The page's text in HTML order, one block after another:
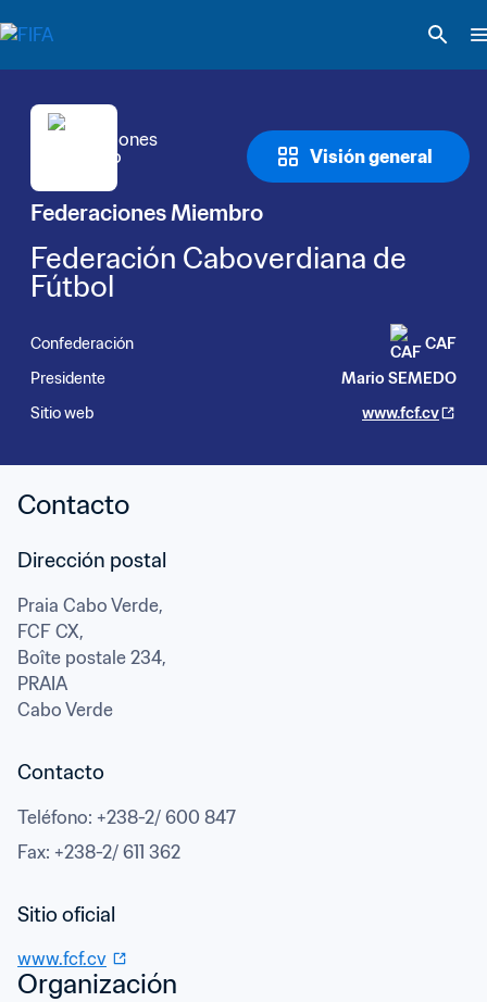
Visión general
Federaciones Miembro
Federación Caboverdiana de
Fútbol
Confederación
CAF
Presidente
Mario SEMEDO
Sitio web
www.fcf.cv
Contacto
Praia Cabo Verde,
FCF CX,
Boîte postale 234,
PRAIA
Cabo Verde
Contacto
Teléfono: +238-2/ 600 847
Fax: +238-2/ 611 362
www.fcf.cv
Organización